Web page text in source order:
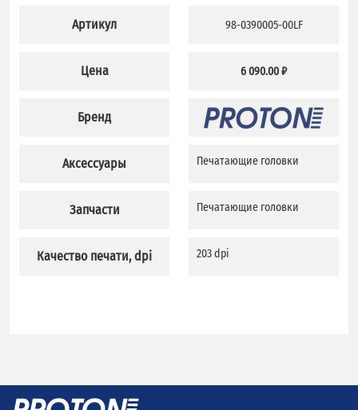
Артикул
Цена
Бренд
Аксессуары
Запчасти
Качество печати, dpi
98-0390005-00LF
6 090.00 ₽
Печатающие головки
Печатающие головки
203 dpi